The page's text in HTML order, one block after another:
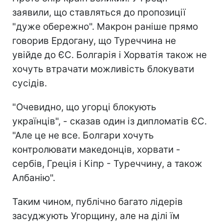
заявили, що ставляться до пропозиції
"дуже обережно". Макрон раніше прямо
говорив Ердогану, що Туреччина не
увійде до ЄС. Болгарія і Хорватія також не
хочуть втрачати можливість блокувати
сусідів.
"Очевидно, що угорці блокують
українців", - сказав один із дипломатів ЄС.
"Але це не все. Болгари хочуть
контролювати македонців, хорвати -
сербів, Греція і Кіпр - Туреччину, а також
Албанію".
Таким чином, публічно багато лідерів
засуджують Угорщину, але на ділі їм